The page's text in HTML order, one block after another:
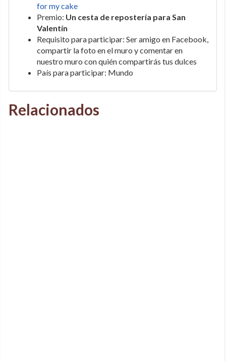
for my cake
Premio: Un cesta de repostería para San
Valentín
Requisito para participar: Ser amigo en Facebook,
compartir la foto en el muro y comentar en
nuestro muro con quién compartirás tus dulces
País para participar: Mundo
Relacionados